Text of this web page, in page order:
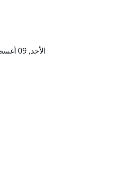
الأحد, 09 أغسطس 2026 – 26 صفر 1448 هـ